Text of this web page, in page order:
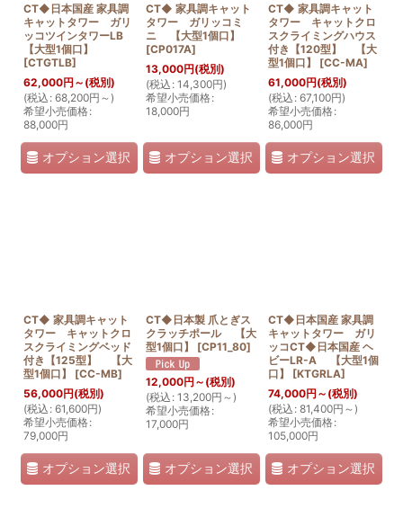
CT◆日本国産 家具調
キャットタワー ガリ
ッコツインタワーLB
【大型1個口】
[CTGTLB]
62,000円 ～ (税別)
(税込 : 68,200円 ～)
希望小売価格:
88,000円
オプション選択
CT◆ 家具調キャット
タワー ガリッコミ
ニ 【大型1個口】
[CP017A]
13,000円(税別)
(税込 : 14,300円)
希望小売価格:
18,000円
オプション選択
CT◆ 家具調キャット
タワー キャットクロ
スクライミングハウス
付き【120型】 【大
型1個口】
[CC-MA]
61,000円(税別)
(税込 : 67,100円)
希望小売価格:
86,000円
オプション選択
CT◆ 家具調キャット
タワー キャットクロ
スクライミングベッド
付き【125型】 【大
型1個口】
[CC-MB]
56,000円(税別)
(税込 : 61,600円)
希望小売価格:
79,000円
オプション選択
CT◆日本製 爪とぎス
クラッチポール 【大
型1個口】
[CP11_80]
12,000円 ～ (税別)
(税込 : 13,200円 ～)
希望小売価格:
17,000円
オプション選択
CT◆日本国産 家具調
キャットタワー ガリ
ッコCT◆日本国産 ヘ
ビーLR-A 【大型1個
口】
[KTGRLA]
74,000円 ～ (税別)
(税込 : 81,400円 ～)
希望小売価格:
105,000円
オプション選択